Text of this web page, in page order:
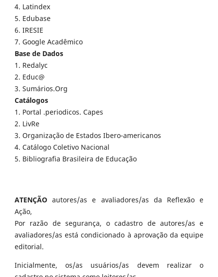
4. Latindex
5. Edubase
6. IRESIE
7. Google Acadêmico
Base de Dados
1. Redalyc
2. Educ@
3. Sumários.Org
Catálogos
1. Portal .periodicos. Capes
2. LivRe
3. Organização de Estados Ibero-americanos
4. Catálogo Coletivo Nacional
5. Bibliografia Brasileira de Educação
ATENÇÃO autores/as e avaliadores/as da Reflexão e
Ação,
Por razão de segurança, o cadastro de autores/as e
avaliadores/as está condicionado à aprovação da equipe
editorial.
Inicialmente, os/as usuários/as devem realizar o